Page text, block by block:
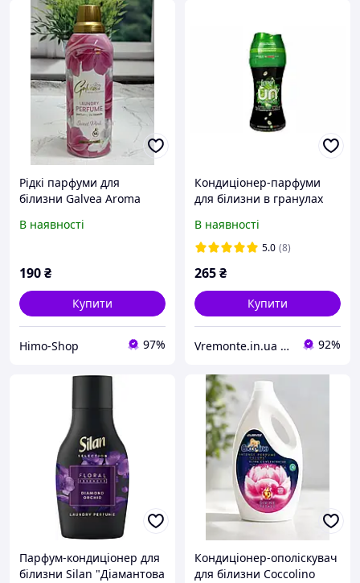
Рідкі парфуми для
білизни Galvea Aroma
Perfume Sweet Pink
В наявності
190₴
Купити
Himo-Shop 97%
Кондиціонер-парфуми
для білизни в гранулах
195 g NEW
В наявності
5.0 (8)
265₴
Купити
Vremonte.in.ua - запчастини для побутової техніки в Україні. 92%
Парфум-кондиціонер для
білизни Silan "Діамантова
Кондиціонер-ополіскувач
для білизни Coccolino